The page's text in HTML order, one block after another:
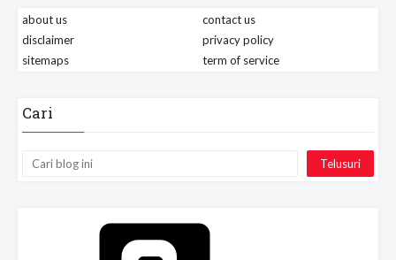
about us
contact us
disclaimer
privacy policy
sitemaps
term of service
Cari